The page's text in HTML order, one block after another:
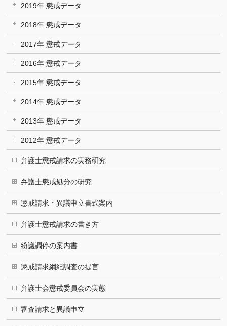
2019年 懲戒データ
2018年 懲戒データ
2017年 懲戒データ
2016年 懲戒データ
2015年 懲戒データ
2014年 懲戒データ
2013年 懲戒データ
2012年 懲戒データ
弁護士懲戒請求の実務研究
弁護士懲戒処分の研究
懲戒請求・異議申立書式案内
弁護士懲戒請求の書き方
紛議調停の案内書
懲戒請求綱紀調査の提言
弁護士会懲戒委員会の実態
審査請求と異議申立